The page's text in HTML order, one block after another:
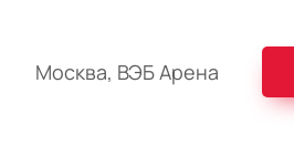
Москва, ВЭБ Арена